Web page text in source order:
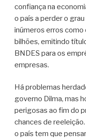
confiança na
o país a perder o
inúmeros erros como
bilhões, emitindo
BNDES para os
empresas.
Há problemas
governo Dilma, mas
perigosas ao fim do
chances de
o país tem que